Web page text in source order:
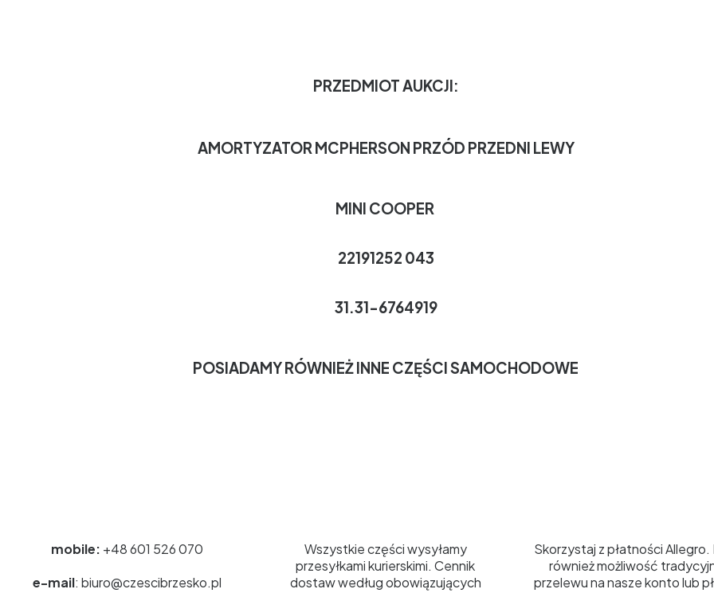
PRZEDMIOT AUKCJI:
AMORTYZATOR MCPHERSON PRZÓD PRZEDNI LEWY
MINI COOPER
22191252 043
31.31-6764919
POSIADAMY RÓWNIEŻ INNE CZĘŚCI SAMOCHODOWE
mobile: +48 601 526 070
e-mail: biuro@czescibrzesko.pl
Wszystkie części wysyłamy
przesyłkami kurierskimi. Cennik
dostaw według obowiązujących
Skorzystaj z płatności
również możliwość
przelewu na nasze konto lub